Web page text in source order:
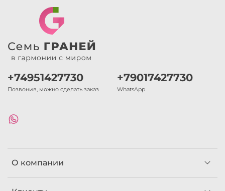
О компании
+74951427730
Позвонив, можно сделать заказ
+79017427730
WhatsApp